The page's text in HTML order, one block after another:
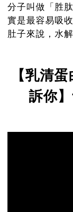
分子叫做「胜
實是最容易吸
肚子來說，水
【乳清
訴你】